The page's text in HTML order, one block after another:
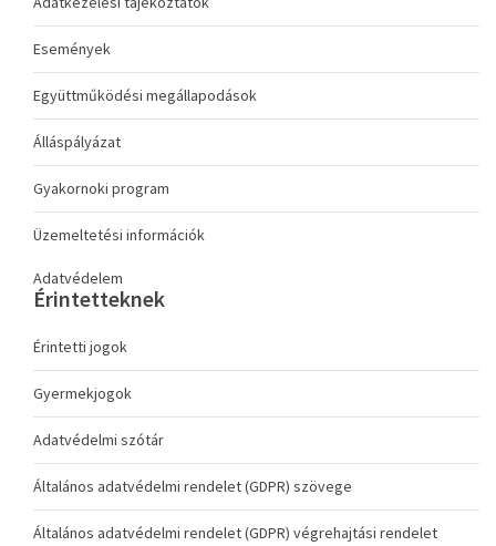
Események
Együttműködési megállapodások
Álláspályázat
Gyakornoki program
Üzemeltetési információk
Adatvédelem
Érintetteknek
Érintetti jogok
Gyermekjogok
Adatvédelmi szótár
Általános adatvédelmi rendelet (GDPR) szövege
Általános adatvédelmi rendelet (GDPR) végrehajtási rendelet